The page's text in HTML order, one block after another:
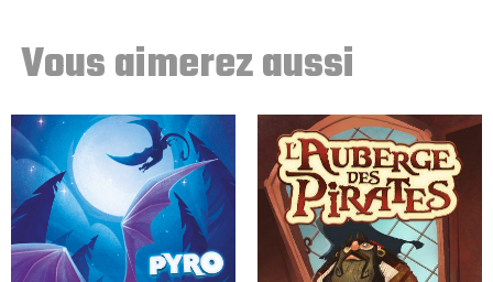
Vous aimerez aussi